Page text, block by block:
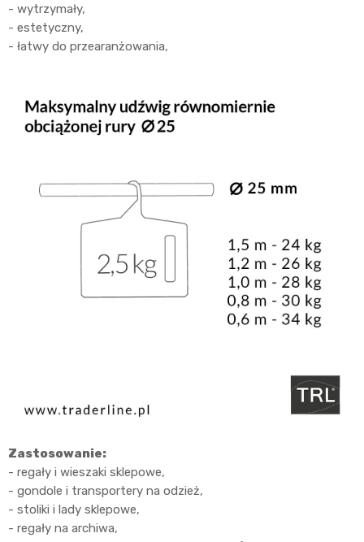
- wytrzymały,
- estetyczny,
- łatwy do przearanżowania,
Zastosowanie:
- regały i wieszaki sklepowe,
- gondole i transportery na odzież,
- stoliki i lady sklepowe,
- regały na archiwa,